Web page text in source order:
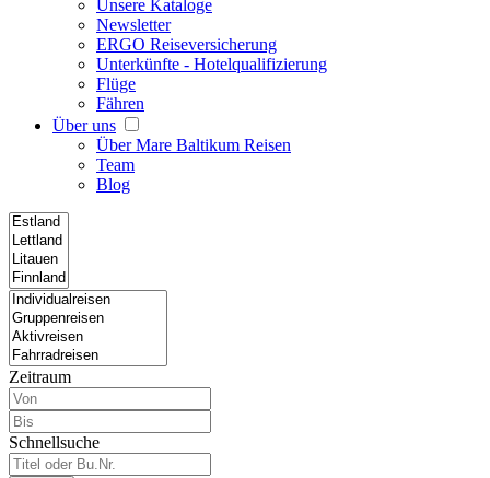
Unsere Kataloge
Newsletter
ERGO Reiseversicherung
Unterkünfte - Hotelqualifizierung
Flüge
Fähren
Über uns
Über Mare Baltikum Reisen
Team
Blog
Zeitraum
Schnellsuche